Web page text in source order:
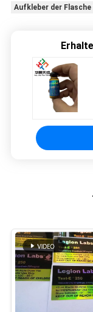
Aufkleber der Flasche